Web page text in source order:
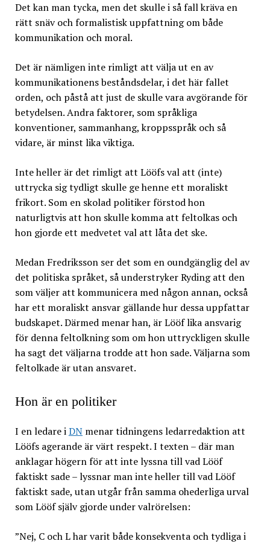
Det kan man tycka, men det skulle i så fall kräva en
rätt snäv och formalistisk uppfattning om både
kommunikation och moral.
Det är nämligen inte rimligt att välja ut en av
kommunikationens beståndsdelar, i det här fallet
orden, och påstå att just de skulle vara avgörande för
betydelsen. Andra faktorer, som språkliga
konventioner, sammanhang, kroppsspråk och så
vidare, är minst lika viktiga.
Inte heller är det rimligt att Lööfs val att (inte)
uttrycka sig tydligt skulle ge henne ett moraliskt
frikort. Som en skolad politiker förstod hon
naturligtvis att hon skulle komma att feltolkas och
hon gjorde ett medvetet val att låta det ske.
Medan Fredriksson ser det som en oundgänglig del av
det politiska språket, så understryker Ryding att den
som väljer att kommunicera med någon annan, också
har ett moraliskt ansvar gällande hur dessa uppfattar
budskapet. Därmed menar han, är Lööf lika ansvarig
för denna feltolkning som om hon uttryckligen skulle
ha sagt det väljarna trodde att hon sade. Väljarna som
feltolkade är utan ansvaret.
Hon är en politiker
I en ledare iDNmenar tidningens ledarredaktion att
Lööfs agerande är värt respekt. I texten – där man
anklagar högern för att inte lyssna till vad Lööf
faktiskt sade – lyssnar man inte heller till vad Lööf
faktiskt sade, utan utgår från samma ohederliga urval
som Lööf själv gjorde under valrörelsen:
”Nej, C och L har varit både konsekventa och tydliga i